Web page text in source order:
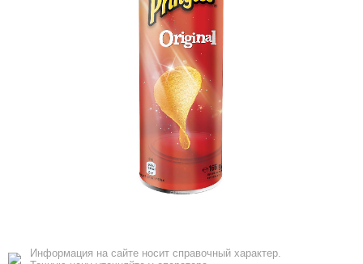
Информация на сайте носит справочный характер.